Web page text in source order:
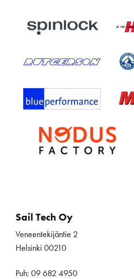
Sail Tech Oy
Veneentekijäntie 2
Helsinki 00210
Puh: 09 682 4950